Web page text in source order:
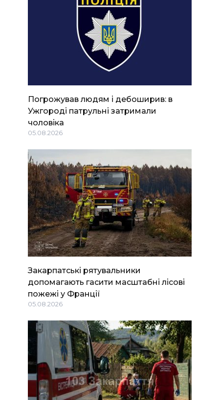
Погрожував людям і дебоширив: в
Ужгороді патрульні затримали
чоловіка
05.08.2026
Закарпатські рятувальники
допомагають гасити масштабні лісові
пожежі у Франції
05.08.2026